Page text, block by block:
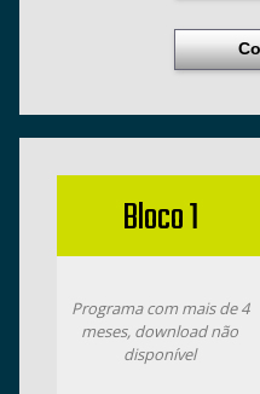
Bloco 1
Programa com mais de 4
meses, download não
disponível